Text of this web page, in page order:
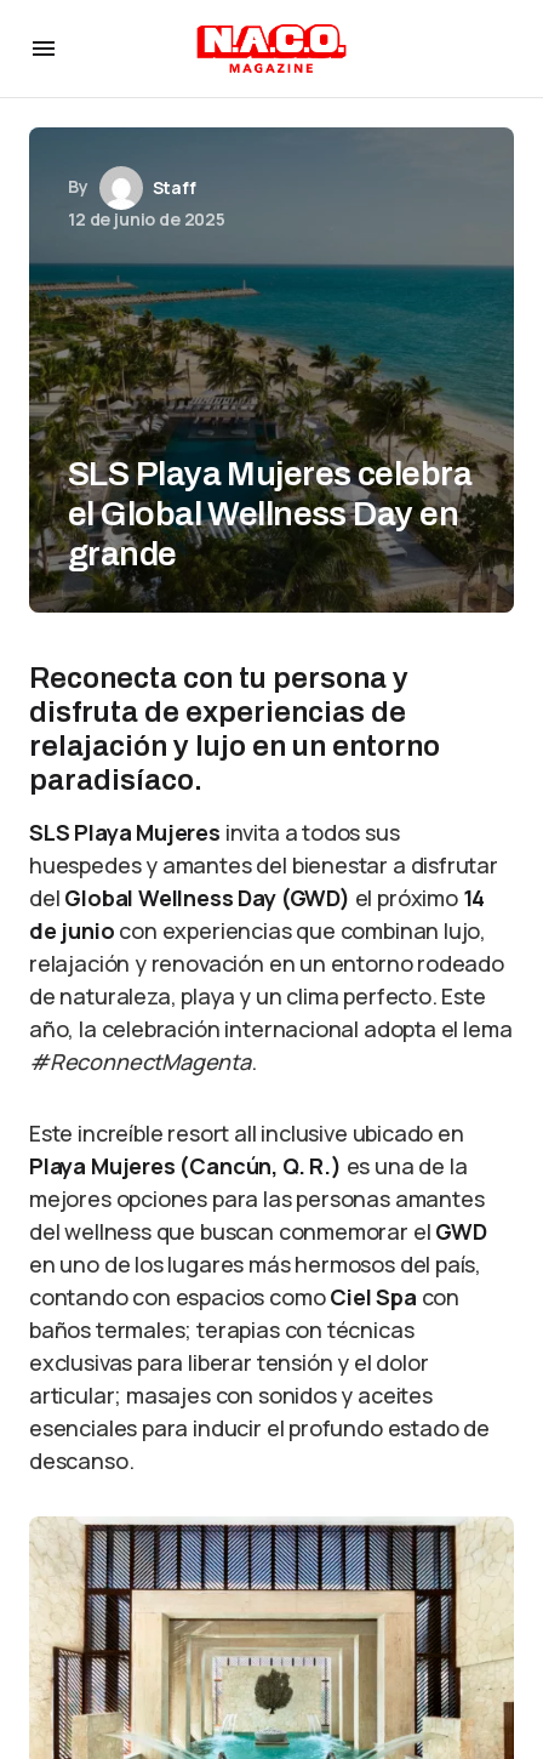
By
Staff
12 de junio de 2025
SLS Playa Mujeres celebra
el Global Wellness Day en
grande
Reconecta con tu persona y
disfruta de experiencias de
relajación y lujo en un entorno
paradisíaco.
SLS Playa Mujeres invita a todos sus
huespedes y amantes del bienestar a disfrutar
del Global Wellness Day (GWD) el próximo 14
de junio con experiencias que combinan lujo,
relajación y renovación en un entorno rodeado
de naturaleza, playa y un clima perfecto. Este
año, la celebración internacional adopta el lema
#ReconnectMagenta.
Este increíble resort all inclusive ubicado en
Playa Mujeres (Cancún, Q. R.) es una de la
mejores opciones para las personas amantes
del wellness que buscan conmemorar el GWD
en uno de los lugares más hermosos del país,
contando con espacios comoCiel Spa con
baños termales; terapias con técnicas
exclusivas para liberar tensión y el dolor
articular; masajes con sonidos y aceites
esenciales para inducir el profundo estado de
descanso.